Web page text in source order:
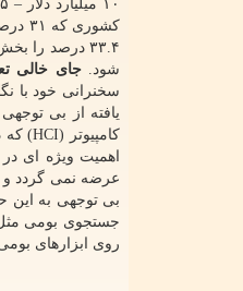
شود.جای خالی
یافته از بی
اهمیت ویژه ای
عرضه نمی گردد و
بی توجهی به این
جستجوی بومی مثل یوز و پارسی جو
روی ابزارهای